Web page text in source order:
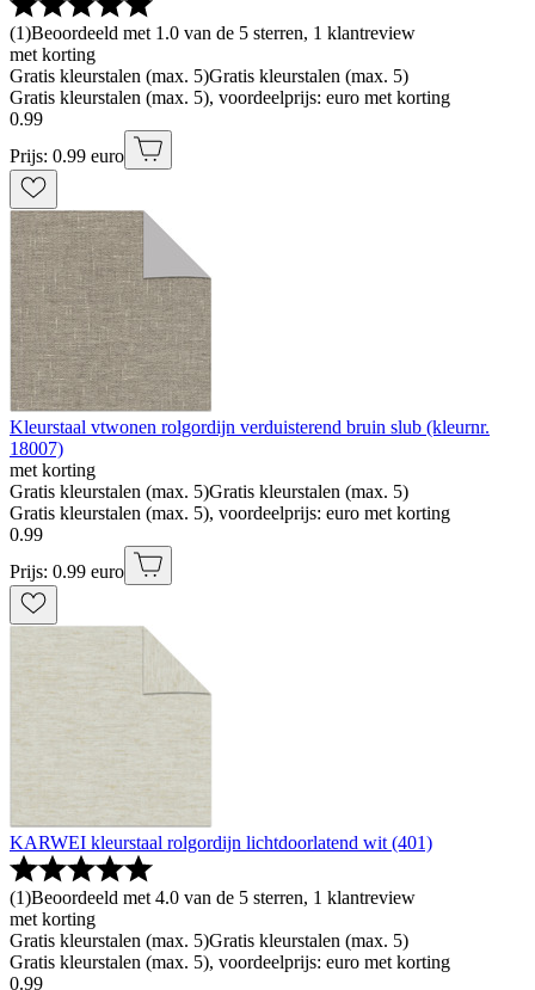
(1)Beoordeeld met 1.0 van de 5 sterren, 1 klantreview
met korting
Gratis kleurstalen (max. 5)Gratis kleurstalen (max. 5)
Gratis kleurstalen (max. 5), voordeelprijs: euro met korting
0.99
Prijs: 0.99 euro
Kleurstaal vtwonen rolgordijn verduisterend bruin slub (kleurnr.
18007)
met korting
Gratis kleurstalen (max. 5)Gratis kleurstalen (max. 5)
Gratis kleurstalen (max. 5), voordeelprijs: euro met korting
0.99
Prijs: 0.99 euro
KARWEI kleurstaal rolgordijn lichtdoorlatend wit (401)
(1)Beoordeeld met 4.0 van de 5 sterren, 1 klantreview
met korting
Gratis kleurstalen (max. 5)Gratis kleurstalen (max. 5)
Gratis kleurstalen (max. 5), voordeelprijs: euro met korting
0.99